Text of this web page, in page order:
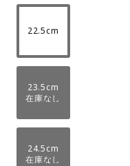
22.5cm
23.5cm
在庫なし
24.5cm
在庫なし